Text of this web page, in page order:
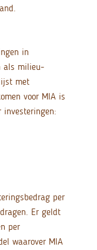
in
als milieu-
met
voor MIA is
investeringen:
per
Er geldt
per
waarover MIA